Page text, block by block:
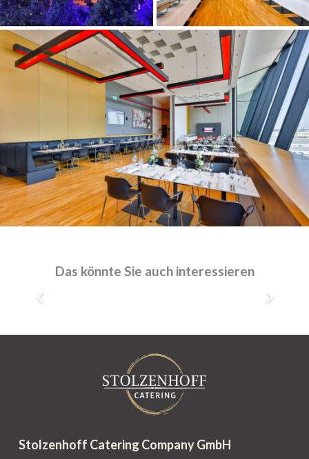
Das könnte Sie auch interessieren
Herten, Motorworld
80 – 400 Personen
Stolzenhoff Catering Company GmbH